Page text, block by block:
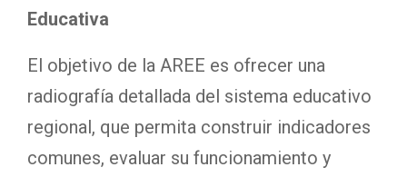
Educativa
El objetivo de la AREE es ofrecer una
radiografía detallada del sistema educativo
regional, que permita construir indicadores
comunes, evaluar su funcionamiento y